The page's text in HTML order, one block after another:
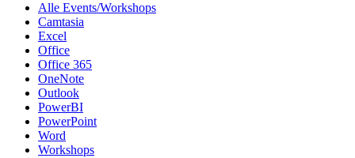
Alle Events/Workshops
Camtasia
Excel
Office
Office 365
OneNote
Outlook
PowerBI
PowerPoint
Word
Workshops